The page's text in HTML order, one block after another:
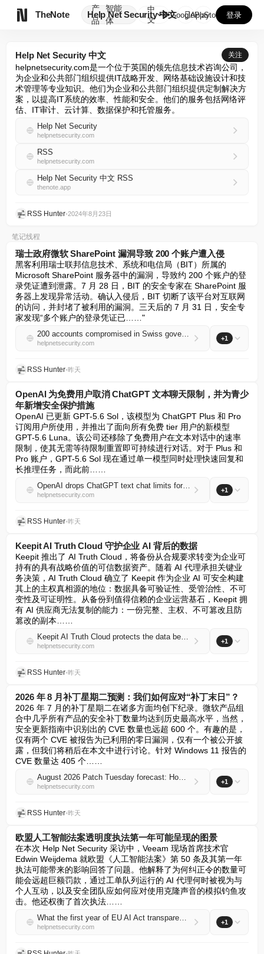
TheNote
产
品
智能
体
Help Net Security 中文
中
文
GooglePlay
AppStore 登录
Help Net Security 中文 关注
helpnetsecurity.com是一个位于英国的领先信息技术咨询公司，
为企业和公共部门组织提供IT战略开发、网络基础设施设计和技
术管理等专业知识。他们为企业和公共部门组织提供定制解决方
案，以提高IT系统的效率、性能和安全。他们的服务包括网络评
估、IT审计、云计算、数据保护和托管服务。
Help Net Security
helpnetsecurity.com
RSS
helpnetsecurity.com
Help Net Security 中文 RSS
thenote.app
RSS Hunter•2024年8月23日
笔记线程
瑞士政府微软 SharePoint 漏洞导致 200 个账户遭入侵
黑客利用瑞士联邦信息技术、系统和电信局（BIT）所属的
Microsoft SharePoint 服务器中的漏洞，导致约 200 个账户的登
录凭证遭到泄露。7 月 28 日，BIT 的安全专家在 SharePoint 服
务器上发现异常活动。确认入侵后，BIT 切断了该平台对互联网
的访问，并封堵了被利用的漏洞。三天后的 7 月 31 日，安全专
家发现“多个账户的登录凭证已……"
200 accounts compromised in Swiss government’s Microsoft SharePoint breach
helpnetsecurity.com
+1
RSS Hunter•昨天
OpenAI 为免费用户取消 ChatGPT 文本聊天限制，并为青少
年新增安全保护措施
OpenAI 已更新 GPT-5.6 Sol，该模型为 ChatGPT Plus 和 Pro
订阅用户所使用，并推出了面向所有免费 tier 用户的新模型
GPT-5.6 Luna。该公司还移除了免费用户在文本对话中的速率
限制，使其无需等待限制重置即可持续进行对话。对于 Plus 和
Pro 账户，GPT-5.6 Sol 现在通过单一模型同时处理快速回复和
长推理任务，而此前……
OpenAI drops ChatGPT text chat limits for free users, adds new safeguards for teens
helpnetsecurity.com
+1
RSS Hunter•昨天
Keepit AI Truth Cloud 守护企业 AI 背后的数据
Keepit 推出了 AI Truth Cloud，将备份从合规要求转变为企业可
持有的具有战略价值的可信数据资产。随着 AI 代理承担关键业
务决策，AI Truth Cloud 确立了 Keepit 作为企业 AI 可安全构建
其上的主权真相源的地位：数据具备可验证性、受管治性、不可
变性及可证明性。从备份到值得信赖的企业运营基石，Keepit 拥
有 AI 供应商无法复制的能力：一份完整、主权、不可篡改且防
篡改的副本……
Keepit AI Truth Cloud protects the data behind enterprise AI
helpnetsecurity.com
+1
RSS Hunter•昨天
2026 年 8 月补丁星期二预测：我们如何应对“补丁末日”？
2026 年 7 月的补丁星期二在诸多方面均创下纪录。微软产品组
合中几乎所有产品的安全补丁数量均达到历史最高水平，当然，
安全更新指南中识别出的 CVE 数量也远超 600 个。有趣的是，
仅有两个 CVE 被报告为已利用的零日漏洞，仅有一个被公开披
露，但我们将稍后在本文中进行讨论。针对 Windows 11 报告的
CVE 数量达 405 个……
August 2026 Patch Tuesday forecast: How do we deal with the patch apocalypse?
helpnetsecurity.com
+1
RSS Hunter•昨天
欧盟人工智能法案透明度执法第一年可能呈现的图景
在本次 Help Net Security 采访中，Veeam 现场首席技术官
Edwin Weijdema 就欧盟《人工智能法案》第 50 条及其第一年
执法可能带来的影响回答了问题。他解释了为何纠正令的数量可
能会远超巨额罚款，通过工单队列运行的 AI 代理何时被视为与
个人互动，以及安全团队应如何应对使用克隆声音的模拟钓鱼攻
击。他还权衡了首次执法……
What the first year of EU AI Act transparency enforcement could look like
helpnetsecurity.com
+1